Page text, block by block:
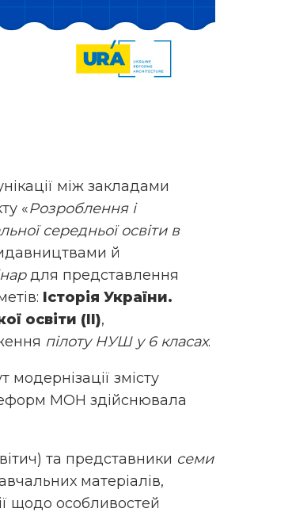
між закладами
«Розроблення і
середньої освіти в
й
для представлення
Історія України.
освіти (ІІ),
пілоту НУШ у 6 класах.
змісту
МОН здійснювала
та представники семи
матеріалів,
щодо особливостей